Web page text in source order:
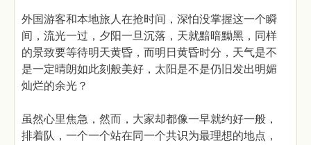
外国游客和本地旅人在抢时间，深怕没掌握这一个瞬
间，流光一过，夕阳一旦沉落，天就黯暗黝黑，同样
的景致要等待明天黄昏，而明日黄昏时分，天气是不
是一定晴朗如此刻般美好，太阳是不是仍旧发出明媚
灿烂的余光？
虽然心里焦急，然而，大家却都像一早就约好一般，
排着队，一个一个站在同一个共识为最理想的地点，